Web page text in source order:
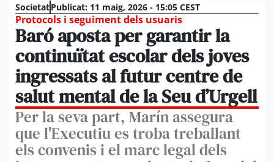
SocietatPublicat: 11 maig, 2026 - 15:05 CEST
Protocols i seguiment dels usuaris
Baró aposta per garantir la
continuïtat escolar dels joves
ingressats al futur centre de
salut mental de la Seu d’Urgell
Per la seva part, Marín assegura
que l'Executiu es troba treballant
els convenis i el marc legal dels